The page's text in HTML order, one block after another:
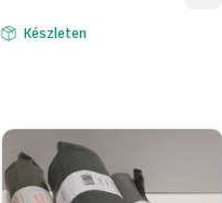
Készleten